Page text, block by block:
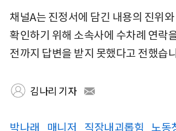
채널A는 진정서에 담긴 내용의 진위
확인하기 위해 소속사에 수차례 연락
전까지 답변을 받지 못했다고 전했습
김나리 기자
박나래 매니저 직장내괴롭힘 노동